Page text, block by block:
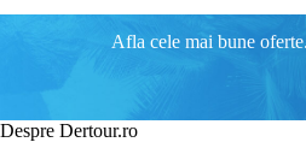
Afla cele mai bune
Despre Dertour.ro